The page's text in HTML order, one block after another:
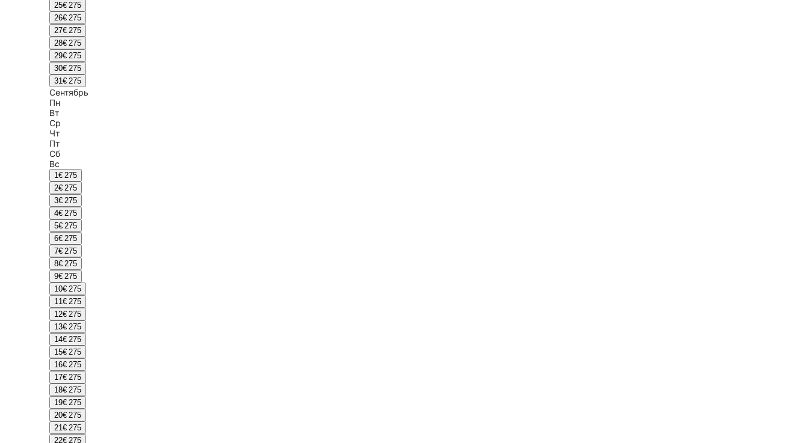
25€ 275
26€ 275
27€ 275
28€ 275
29€ 275
30€ 275
31€ 275
Сентябрь
Пн
Вт
Ср
Чт
Пт
Сб
Вс
1€ 275
2€ 275
3€ 275
4€ 275
5€ 275
6€ 275
7€ 275
8€ 275
9€ 275
10€ 275
11€ 275
12€ 275
13€ 275
14€ 275
15€ 275
16€ 275
17€ 275
18€ 275
19€ 275
20€ 275
21€ 275
22€ 275